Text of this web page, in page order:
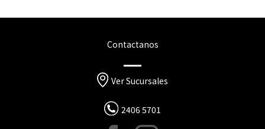
Contactanos
Ver Sucursales
2406 5701